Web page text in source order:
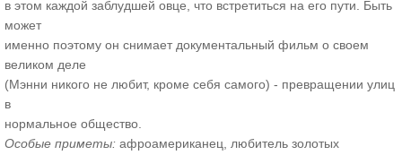
в этом каждой заблудшей овце, что встретиться на его пути. Быть
может
именно поэтому он снимает документальный фильм о своем
великом деле
(Мэнни никого не любит, кроме себя самого) - превращении улиц
в
нормальное общество.
Особые приметы: афроамериканец, любитель золотых